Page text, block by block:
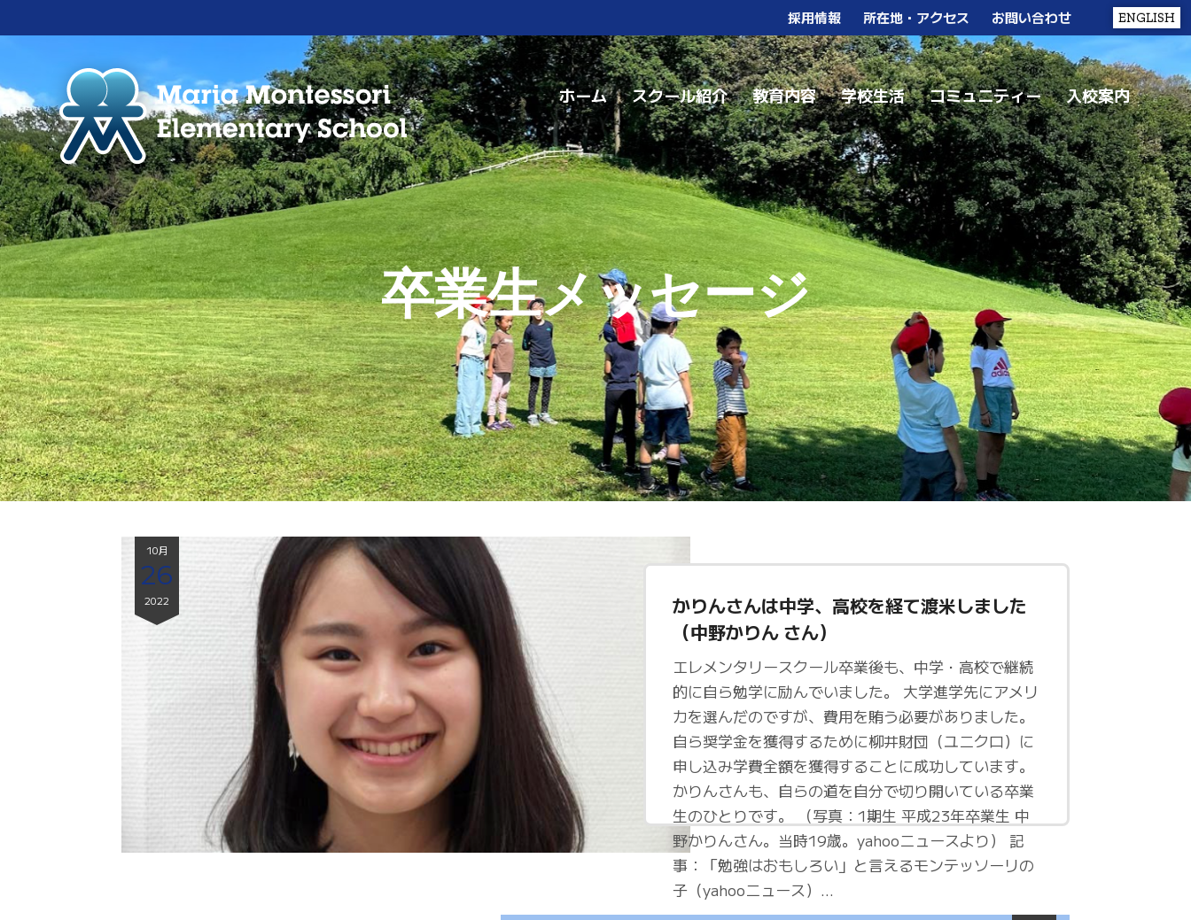
採用情報 所在地・アクセス お問い合わせ
ホーム スクール紹介 教育内容 学校生活 コミュニティー 入校案内
卒業生メッセージ
10月
26
2022
かりんさんは中学、高校を経て渡米しました
（中野かりん さん）
エレメンタリースクール卒業後も、中学・高校で継続
的に自ら勉学に励んでいました。 大学進学先にアメリ
カを選んだのですが、費用を賄う必要がありました。
自ら奨学金を獲得するために柳井財団（ユニクロ）に
申し込み学費全額を獲得することに成功しています。
かりんさんも、自らの道を自分で切り開いている卒業
生のひとりです。 （写真：1期生 平成23年卒業生 中
野かりんさん。当時19歳。yahooニュースより） 記
事：「勉強はおもしろい」と言えるモンテッソーリの
子（yahooニュース）…
ENGLISH